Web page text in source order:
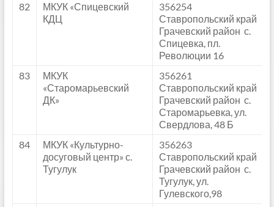
82
МКУК «Спицевский
КДЦ
356254
Ставропольский край
Грачевский район с.
Спицевка, пл.
Революции 16
83
МКУК
«Старомарьевский
ДК»
356261
Ставропольский край
Грачевский район с.
Старомарьевка, ул.
Свердлова, 48 Б
84
МКУК «Культурно-
досуговый центр» с.
Тугулук
356263
Ставропольский край
Грачевский район с.
Тугулук, ул.
Гулевского,98